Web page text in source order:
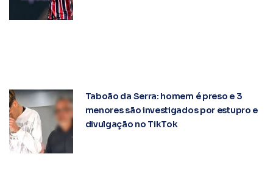
Taboão da Serra: homem é preso e 3
menores são investigados por estupro e
divulgação no TikTok